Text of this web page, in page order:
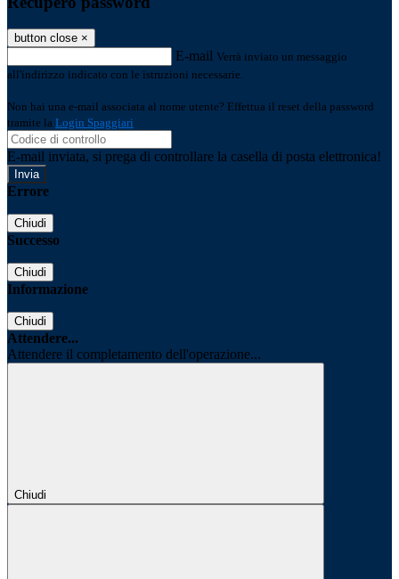
button close ×
E-mail Verrà inviato un messaggio
all'indirizzo indicato con le istruzioni necessarie.
Non hai una e-mail associata al nome utente? Effettua il reset della password
tramite la Login Spaggiari
E-mail inviata, si prega di controllare la casella di posta elettronica!
Errore
Chiudi
Successo
Chiudi
Informazione
Chiudi
Attendere...
Attendere il completamento dell'operazione...
Chiudi